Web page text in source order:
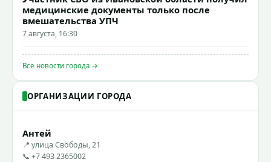
медицинские документы только после
вмешательства УПЧ
7 августа, 16:30
Все новости города →
ОРГАНИЗАЦИИ ГОРОДА
Антей
📍 улица Свободы, 21
📞 +7 493 2365002